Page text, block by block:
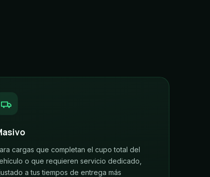
cargas que completan el cupo total del
o que requieren servicio dedicado,
a tus tiempos de entrega más